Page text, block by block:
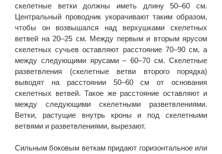
скелетные ветки должны иметь длину 50–60 см.
Центральный проводник укорачивают таким образом,
чтобы он возвышался над верхушками скелетных
ветвей на 20–25 см. Между первым и вторым ярусом
скелетных сучьев оставляют расстояние 70–90 см, а
между следующими ярусами – 60–70 см. Скелетные
разветвления (скелетные ветви второго порядка)
выводят на расстоянии 50–60 см от основания
скелетных ветвей. Такое же расстояние оставляют и
между следующими скелетными разветвлениями.
Ветки, растущие внутрь кроны и под скелетными
ветвями и разветвлениями, вырезают.
Сильным боковым веткам придают горизонтальное или